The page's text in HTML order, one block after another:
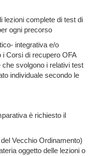
lezioni complete di test di
ogni precorso
integrativa e/o
Corsi di recupero OFA
che svolgono i relativi test
individuale secondo le
è richiesto il
Vecchio Ordinamento)
oggetto delle lezioni o